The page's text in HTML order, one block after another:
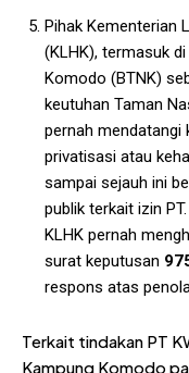
Pihak Kementerian
(KLHK), termasuk
Komodo (BTNK)
keutuhan Taman
pernah mendatangi
privatisasi atau
sampai sejauh ini
publik terkait izin
KLHK pernah
surat keputusan
respons atas
Terkait tindakan PT
Kampung Komodo